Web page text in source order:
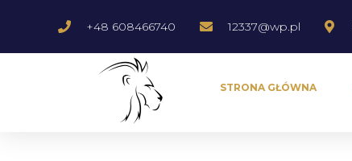
+48 608466740 12337@wp.pl
STRONA GŁÓWNA